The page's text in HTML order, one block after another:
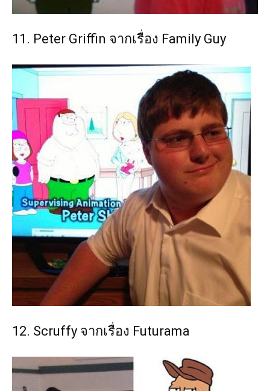
11. Peter Griffin จากเรื่อง Family Guy
12. Scruffy จากเรื่อง Futurama